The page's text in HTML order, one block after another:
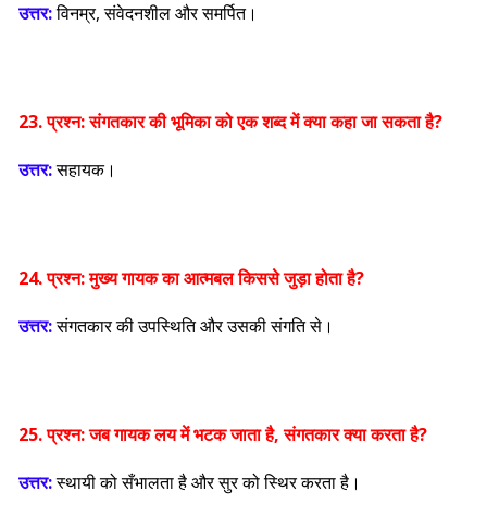
उत्तर:विनम्र, संवेदनशील और समर्पित।
23. प्रश्न:संगतकार की भूमिका को एक शब्द में क्या कहा जा सकता है?
उत्तर:सहायक।
24. प्रश्न:मुख्य गायक का आत्मबल किससे जुड़ा होता है?
उत्तर:संगतकार की उपस्थिति और उसकी संगति से।
25. प्रश्न:जब गायक लय में भटक जाता है, संगतकार क्या करता है?
उत्तर:स्थायी को सँभालता है और सुर को स्थिर करता है।